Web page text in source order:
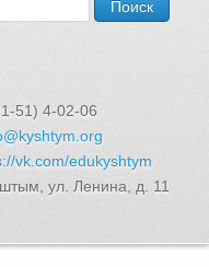
51) 4-02-06
vk.com/edukyshtym
ул. Ленина, д. 11
и банки данных